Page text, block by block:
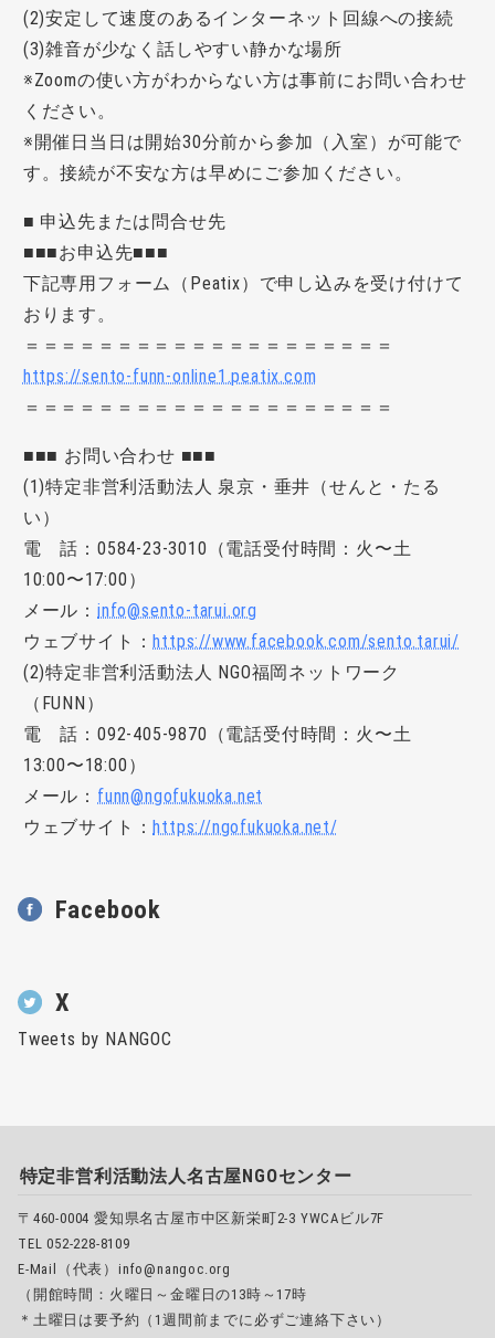
(2)安定して速度のあるインターネット回線への接続
(3)雑音が少なく話しやすい静かな場所
※Zoomの使い方がわからない方は事前にお問い合わせ
ください。
※開催日当日は開始30分前から参加（入室）が可能で
す。接続が不安な方は早めにご参加ください。
■ 申込先または問合せ先
■■■お申込先■■■
下記専用フォーム（Peatix）で申し込みを受け付けて
おります。
＝＝＝＝＝＝＝＝＝＝＝＝＝＝＝＝＝＝＝＝
https://sento-funn-online1.peatix.com
＝＝＝＝＝＝＝＝＝＝＝＝＝＝＝＝＝＝＝＝
■■■ お問い合わせ ■■■
(1)特定非営利活動法人 泉京・垂井（せんと・たる
い）
電 話：0584-23-3010（電話受付時間：火〜土
10:00〜17:00）
メール： info@sento-tarui.org
ウェブサイト： https://www.facebook.com/sento.tarui/
(2)特定非営利活動法人 NGO福岡ネットワーク
（FUNN）
電 話：092-405-9870（電話受付時間：火〜土
13:00〜18:00）
メール： funn@ngofukuoka.net
ウェブサイト： https://ngofukuoka.net/
Facebook
X
Tweets by NANGOC
特定非営利活動法人名古屋NGOセンター
〒460-0004 愛知県名古屋市中区新栄町2-3 YWCAビル7F
TEL 052-228-8109
E-Mail（代表）info@nangoc.org
（開館時間：火曜日～金曜日の13時～17時
＊土曜日は要予約（1週間前までに必ずご連絡下さい）